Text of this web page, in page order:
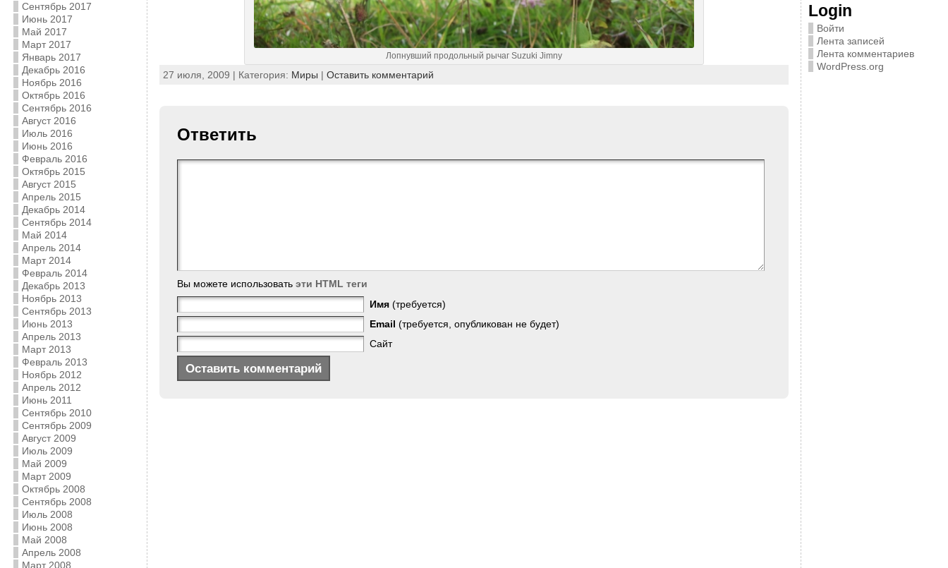
Сентябрь 2017
Июнь 2017
Май 2017
Март 2017
Январь 2017
Декабрь 2016
Ноябрь 2016
Октябрь 2016
Сентябрь 2016
Август 2016
Июль 2016
Июнь 2016
Февраль 2016
Октябрь 2015
Август 2015
Апрель 2015
Декабрь 2014
Сентябрь 2014
Май 2014
Апрель 2014
Март 2014
Февраль 2014
Декабрь 2013
Ноябрь 2013
Сентябрь 2013
Июнь 2013
Апрель 2013
Март 2013
Февраль 2013
Ноябрь 2012
Апрель 2012
Июнь 2011
Сентябрь 2010
Сентябрь 2009
Август 2009
Июль 2009
Май 2009
Март 2009
Октябрь 2008
Сентябрь 2008
Июль 2008
Июнь 2008
Май 2008
Апрель 2008
Март 2008
Лопнувший продольный рычаг Suzuki Jimny
27 июля, 2009 | Категория: Миры | Оставить комментарий
Ответить
Вы можете использовать эти HTML теги
Имя (требуется)
Email (требуется, опубликован не будет)
Сайт
Login
Войти
Лента записей
Лента комментариев
WordPress.org